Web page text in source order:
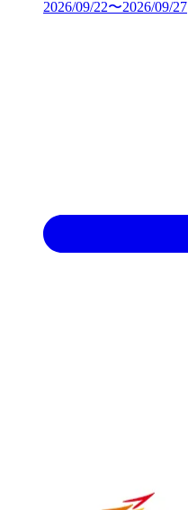
2026/09/22〜2026/09/27